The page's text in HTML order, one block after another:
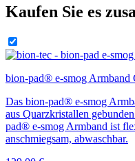
Kaufen Sie es
bion-pad® e-smog Armband
Das bion-pad® e-smog
aus Quarzkristallen
pad® e-smog Armband ist
anschmiegsam, abwaschbar.